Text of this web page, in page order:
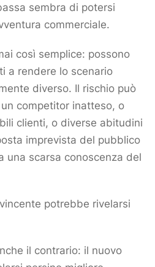
sembra di potersi
commerciale.
così semplice: possono
a rendere lo scenario
diverso. Il rischio può
competitor inatteso, o
clienti, o diverse abitudini
imprevista del pubblico
una scarsa conoscenza del
potrebbe rivelarsi
il contrario: il nuovo